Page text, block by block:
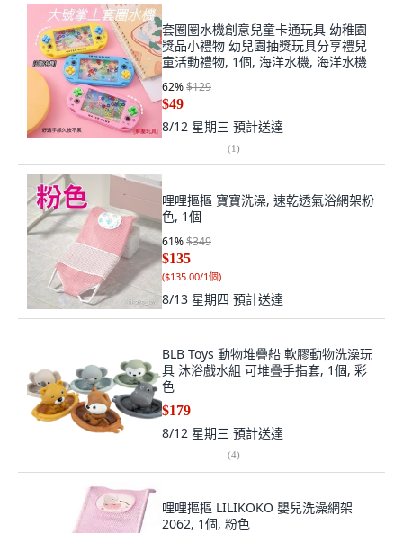
套圈圈水機創意兒童卡通玩具 幼稚園
獎品小禮物 幼兒園抽獎玩具分享禮兒
童活動禮物, 1個, 海洋水機, 海洋水機
62%$129
$49
8/12 星期三 預計送達
(1)
哩哩摳摳 寶寶洗澡, 速乾透氣浴網架粉
色, 1個
61%$349
$135
($135.00/1個)
8/13 星期四 預計送達
BLB Toys 動物堆疊船 軟膠動物洗澡玩
具 沐浴戲水組 可堆疊手指套, 1個, 彩
色
$179
8/12 星期三 預計送達
(4)
哩哩摳摳 LILIKOKO 嬰兒洗澡網架
2062, 1個, 粉色